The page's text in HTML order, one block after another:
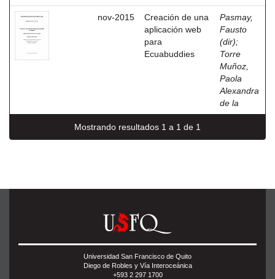
nov-2015
Creación de una
aplicación web
para
Ecuabuddies
Pasmay,
Fausto
(dir);
Torre
Muñoz,
Paola
Alexandra
de la
Mostrando resultados 1 a 1 de 1
Universidad San Francisco de Quito
Diego de Robles y Vía Interoceánica
+593 2 297 1700